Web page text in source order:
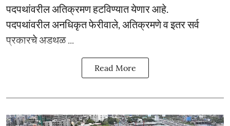
पदपथांवरील अतिक्रमण हटविण्यात येणार आहे.
पदपथांवरील अनधिकृत फेरीवाले, अतिक्रमणे व इतर सर्व
प्रकारचे अडथळ ...
Read More